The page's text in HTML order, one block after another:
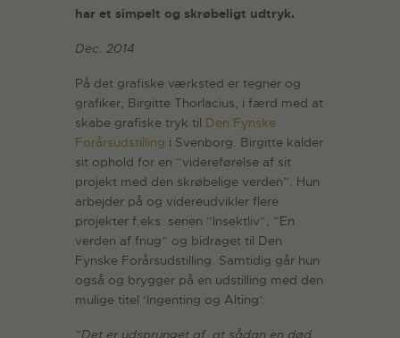
har et simpelt og skrøbeligt udtryk.
Dec. 2014
På det grafiske værksted er tegner og
grafiker, Birgitte Thorlacius, i færd med at
skabe grafiske tryk til Den Fynske
Forårsudstilling i Svenborg. Birgitte kalder
sit ophold for en ”videreførelse af sit
projekt med den skrøbelige verden”. Hun
arbejder på og videreudvikler flere
projekter f.eks. serien ”Insektliv”, ”En
verden af fnug” og bidraget til Den
Fynske Forårsudstilling. Samtidig går hun
også og brygger på en udstilling med den
mulige titel ‘Ingenting og Alting’:
”Det er udsprunget af, at sådan en død